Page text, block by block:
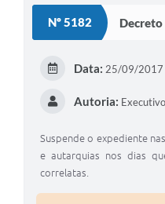
Nº 5182 Decreto
Data: 25/09/2017
Autoria: Executivo
Suspende o expediente
e autarquias nos dias
correlatas.